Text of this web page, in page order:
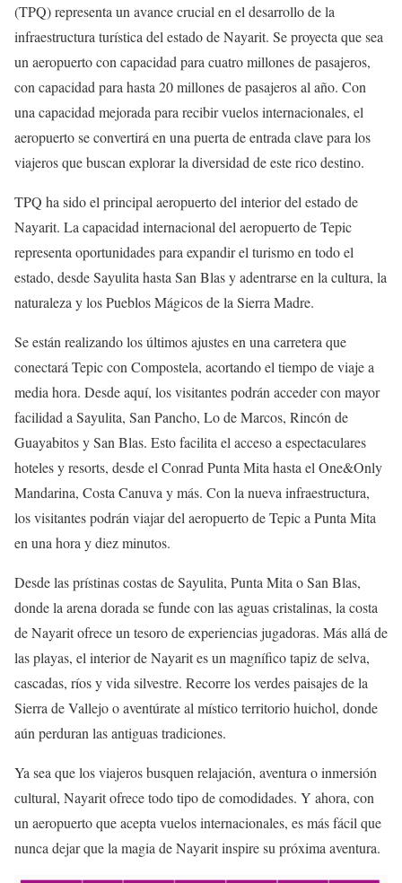
(TPQ) representa un avance crucial en el desarrollo de la
infraestructura turística del estado de Nayarit. Se proyecta que sea
un aeropuerto con capacidad para cuatro millones de pasajeros,
con capacidad para hasta 20 millones de pasajeros al año. Con
una capacidad mejorada para recibir vuelos internacionales, el
aeropuerto se convertirá en una puerta de entrada clave para los
viajeros que buscan explorar la diversidad de este rico destino.
TPQ ha sido el principal aeropuerto del interior del estado de
Nayarit. La capacidad internacional del aeropuerto de Tepic
representa oportunidades para expandir el turismo en todo el
estado, desde Sayulita hasta San Blas y adentrarse en la cultura, la
naturaleza y los Pueblos Mágicos de la Sierra Madre.
Se están realizando los últimos ajustes en una carretera que
conectará Tepic con Compostela, acortando el tiempo de viaje a
media hora. Desde aquí, los visitantes podrán acceder con mayor
facilidad a Sayulita, San Pancho, Lo de Marcos, Rincón de
Guayabitos y San Blas. Esto facilita el acceso a espectaculares
hoteles y resorts, desde el Conrad Punta Mita hasta el One&Only
Mandarina, Costa Canuva y más. Con la nueva infraestructura,
los visitantes podrán viajar del aeropuerto de Tepic a Punta Mita
en una hora y diez minutos.
Desde las prístinas costas de Sayulita, Punta Mita o San Blas,
donde la arena dorada se funde con las aguas cristalinas, la costa
de Nayarit ofrece un tesoro de experiencias jugadoras. Más allá de
las playas, el interior de Nayarit es un magnífico tapiz de selva,
cascadas, ríos y vida silvestre. Recorre los verdes paisajes de la
Sierra de Vallejo o aventúrate al místico territorio huichol, donde
aún perduran las antiguas tradiciones.
Ya sea que los viajeros busquen relajación, aventura o inmersión
cultural, Nayarit ofrece todo tipo de comodidades. Y ahora, con
un aeropuerto que acepta vuelos internacionales, es más fácil que
nunca dejar que la magia de Nayarit inspire su próxima aventura.